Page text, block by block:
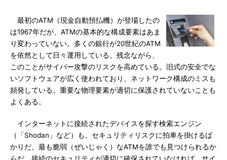
最初のATM（現金自動預払機）が登場したの
は1967年だが、ATMの基本的な構成要素はあま
り変わっていない。多くの銀行が20世紀のATM
を依然として日々運用している。残念ながら、
このことがサイバー攻撃のリスクを高めている。旧式の安全でな
いソフトウェアが広く使われており、ネットワーク構成のミスも
頻発している。重要な物理要素が適切に保護されていないことも
よくある。
インターネットに接続されたデバイスを探す検索エンジン
（「Shodan」など）も、セキュリティリスクに拍車を掛けるば
かりだ。最も脆弱（ぜいじゃく）なATMを誰でも見つけられるか